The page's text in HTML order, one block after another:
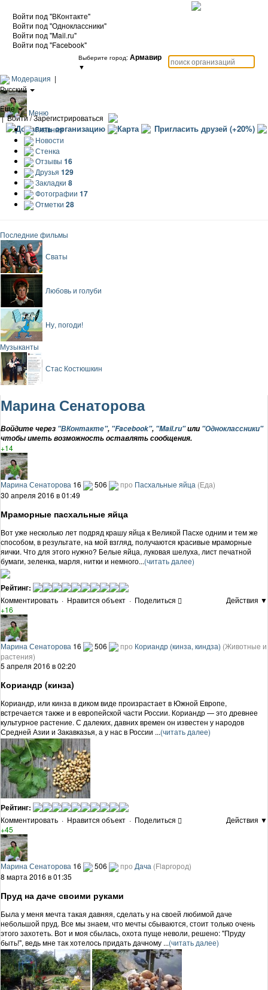
Войти под "ВКонтакте"
Войти под "Одноклассники"
Войти под "Mail.ru"
Войти под "Facebook"
Выберите город: Армавир
▼
Модерация |
Русский
|
Еще
|Войти / Зарегистрироваться
Добавить организацию Карта Пригласить друзей (+20%)
Меню
Главная
Новости
Стенка
Отзывы 16
Друзья 129
Закладки 8
Фотографии 17
Отметки 28
Последние фильмы
Сваты
Любовь и голуби
Ну, погоди!
Музыканты
Стас Костюшкин
Марина Сенаторова
Войдите через "ВКонтакте", "Facebook", "Mail.ru"или "Одноклассники"
чтобы иметь возможность оставлять сообщения.
+14
Марина Сенаторова 16 506 про Пасхальные яйца (Еда)
30 апреля 2016 в 01:49
Мраморные пасхальные яйца
Вот уже несколько лет подряд крашу яйца к Великой Пасхе одним и тем же
способом, в результате, на мой взгляд, получаются красивые мраморные
яички. Что для этого нужно? Белые яйца, луковая шелуха, лист печатной
бумаги, зеленка, марля, нитки и немного...(читать далее)
Рейтинг:
Комментировать · Нравится объект · Поделиться
Действия ▼
+16
Марина Сенаторова 16 506 про Кориандр (кинза, киндза) (Животные и
растения)
5 апреля 2016 в 02:20
Кориандр (кинза)
Кориандр, или кинза в диком виде произрастает в Южной Европе,
встречается также и в европейской части России. Кориандр — это древнее
культурное растение. С далеких, давних времен он известен у народов
Средней Азии и Закавказья, а у нас в России ...(читать далее)
Рейтинг:
Комментировать · Нравится объект · Поделиться
Действия ▼
+45
Марина Сенаторова 16 506 про Дача (Flapгород)
8 марта 2016 в 01:35
Пруд на даче своими руками
Была у меня мечта такая давняя, сделать у на своей любимой даче
небольшой пруд. Все мы знаем, что мечты сбываются, стоит только очень
этого захотеть. Вот и моя сбылась, охота пуще неволи, решено: "Пруду
быть!", ведь мне так хотелось придать дачному ...(читать далее)